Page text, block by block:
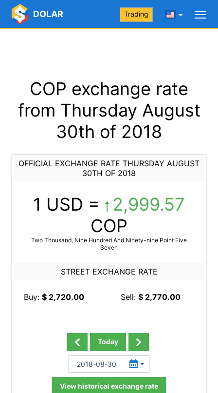
DOLAR Trading
COP exchange rate
from Thursday August
30th of 2018
OFFICIAL EXCHANGE RATE THURSDAY AUGUST
30TH OF 2018
1 USD =
2,999.57
COP
Two Thousand, Nine Hundred And Ninety-nine Point Five
Seven
STREET EXCHANGE RATE
Buy: $ 2,720.00 Sell: $ 2,770.00
Today
View historical exchange rate